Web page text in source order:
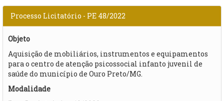
Processo Licitatório - PE 48/2022
Objeto
Aquisição de mobiliários, instrumentos e equipamentos
para o centro de atenção psicossocial infanto juvenil de
saúde do município de Ouro Preto/MG.
Modalidade